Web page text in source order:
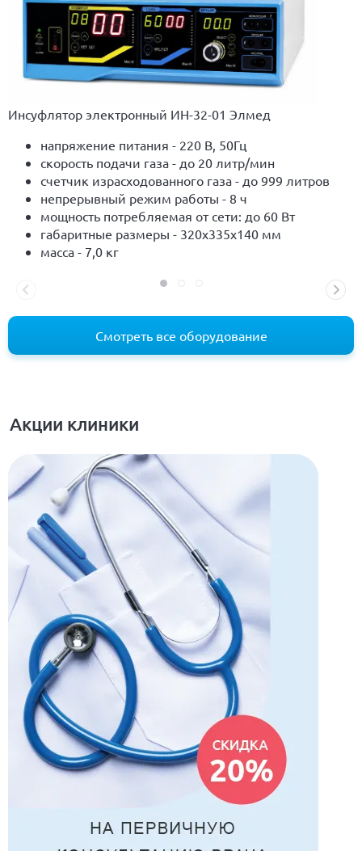
Смотреть все оборудование
Инсуфлятор электронный ИН-32-01 Элмед
напряжение питания - 220 В, 50Гц
скорость подачи газа - до 20 литр/мин
счетчик израсходованного газа - до 999 литров
непрерывный режим работы - 8 ч
мощность потребляемая от сети: до 60 Вт
габаритные размеры - 320х335х140 мм
масса - 7,0 кг
Акции клиники